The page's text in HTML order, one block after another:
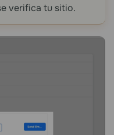
verifica tu sitio.